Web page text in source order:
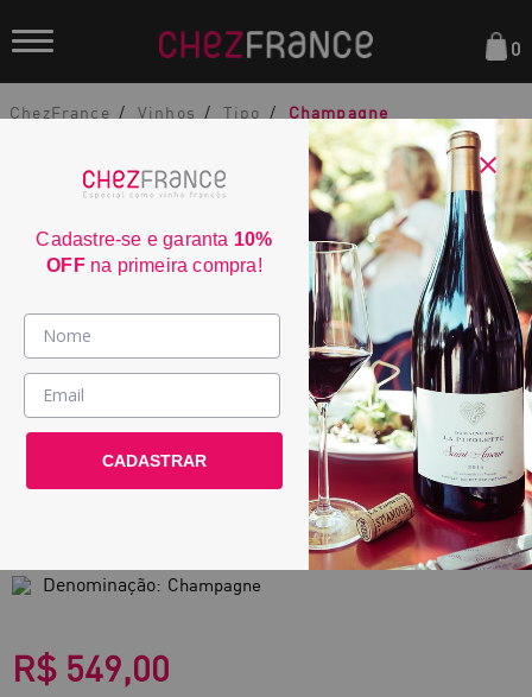
Vinhos >
País / Região >
Le Club >
0
ChezFrance Vinhos Tipo Champagne
JS
91
WS
90
Champagne Vollereaux Blanc de Blancs
Brut
2349
Denominação: Champagne
R$ 549,00
Cadastre-se e garanta 10%
OFFna primeira compra!
CADASTRAR